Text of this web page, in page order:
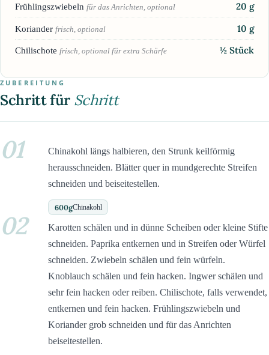
Frühlingszwiebeln für das Anrichten, optional 20 g
Koriander frisch, optional 10 g
Chilischote frisch, optional für extra Schärfe ½ Stück
ZUBEREITUNG
Schritt für Schritt
01
Chinakohl längs halbieren, den Strunk keilförmig
herausschneiden. Blätter quer in mundgerechte Streifen
schneiden und beiseitestellen.
600gChinakohl
02
Karotten schälen und in dünne Scheiben oder kleine Stifte
schneiden. Paprika entkernen und in Streifen oder Würfel
schneiden. Zwiebeln schälen und fein würfeln.
Knoblauch schälen und fein hacken. Ingwer schälen und
sehr fein hacken oder reiben. Chilischote, falls verwendet,
entkernen und fein hacken. Frühlingszwiebeln und
Koriander grob schneiden und für das Anrichten
beiseitestellen.